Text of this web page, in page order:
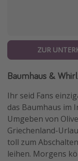
ZUR
Baumhaus &
Ihr seid Fans
das Baumhaus im
Umgeben von
Griechenland-
toll zum
leihen. Morgens